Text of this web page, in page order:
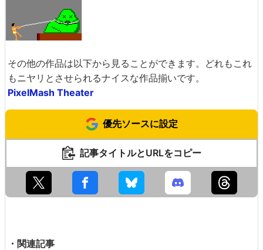
その他の作品は以下から見ることができます。どれもこれ
もニヤリとさせられるナイスな作品揃いです。
PixelMash Theater
優先ソースに設定
記事タイトルとURLをコピー
・関連記事